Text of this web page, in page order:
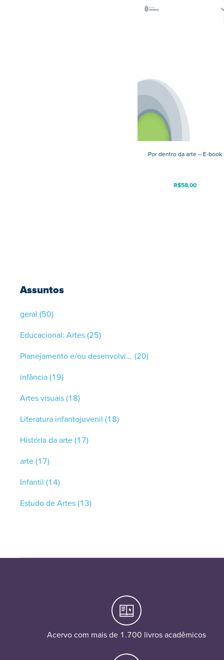
Assuntos
geral (50)
Educacional: Artes(25)
Planejamento e/ou desenvolvimento curricular (20)
infância(19)
Artes visuais(18)
Literatura infantojuvenil (18)
História da arte(17)
arte(17)
Infantil (14)
Estudo de Artes(13)
Por dentro da arte – E-book
R$58,00
Acervo com mais de 1.700 livros acadêmicos